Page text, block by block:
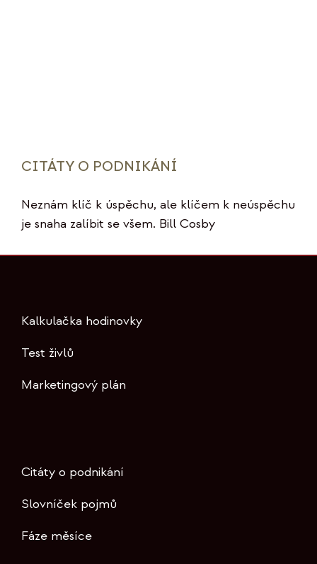
CITÁTY O PODNIKÁNÍ
Neznám klíč k úspěchu, ale klíčem k neúspěchu
je snaha zalíbit se všem. Bill Cosby
Kalkulačka hodinovky
Test živlů
Marketingový plán
Citáty o podnikání
Slovníček pojmů
Fáze měsíce